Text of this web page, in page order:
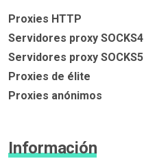
Proxies HTTP
Servidores proxy SOCKS4
Servidores proxy SOCKS5
Proxies de élite
Proxies anónimos
Información